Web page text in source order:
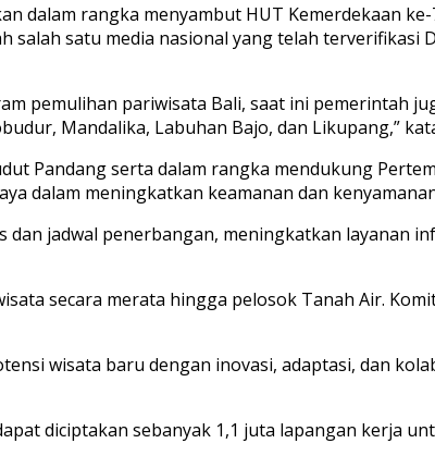
dalam rangka menyambut HUT Kemerdekaan
salah satu media nasional yang telah
pemulihan pariwisata Bali, saat ini pemerintah
Mandalika, Labuhan Bajo, dan Likupang,”
Pandang serta dalam rangka mendukung
dalam meningkatkan keamanan dan
jadwal penerbangan, meningkatkan layanan
secara merata hingga pelosok Tanah Air.
wisata baru dengan inovasi, adaptasi, dan
diciptakan sebanyak 1,1 juta lapangan kerja